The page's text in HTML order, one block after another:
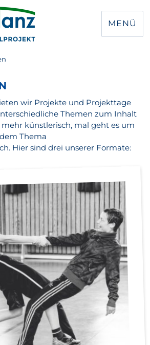
MENÜ
wir Projekte und Projekttage
Themen zum Inhalt
mehr künstlerisch, mal geht es um
Thema
Hier sind drei unserer Formate: